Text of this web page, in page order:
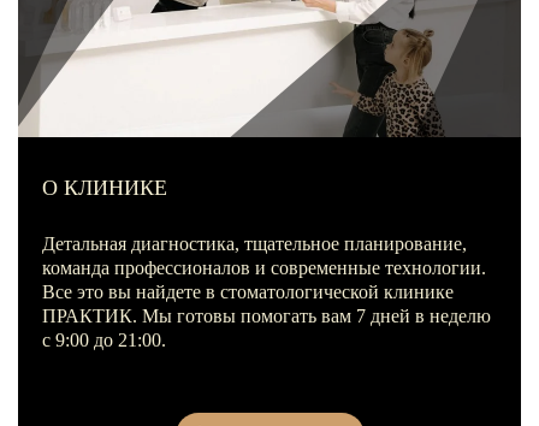
Лечение высокой чувствительности зубов
Лечение зубов за один день
Лечение пульпита и периодонтита
Наращивание зуба
ИСПРАВЛЕНИЕ ПРИКУСА
Металлические брекеты
Установка брекетов
О КЛИНИКЕ
Детальная диагностика, тщательное планирование,
команда профессионалов и современные технологии.
Все это вы найдете в стоматологической клинике
ПРАКТИК. Мы готовы помогать вам 7 дней в неделю
с 9:00 до 21:00.